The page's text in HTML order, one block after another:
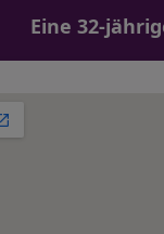
Eine 32-